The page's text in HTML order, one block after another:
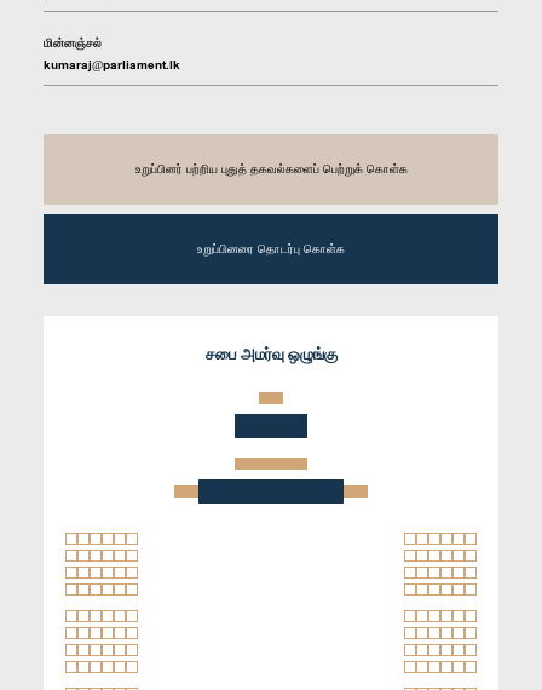
மின்னஞ்சல்
kumaraj@parliament.lk
உறுப்பினர் பற்றிய புதுத் தகவல்களைப் பெற்றுக் கொள்க
உறுப்பினரை தொடர்பு கொள்க
சபை அமர்வு ஒழுங்கு